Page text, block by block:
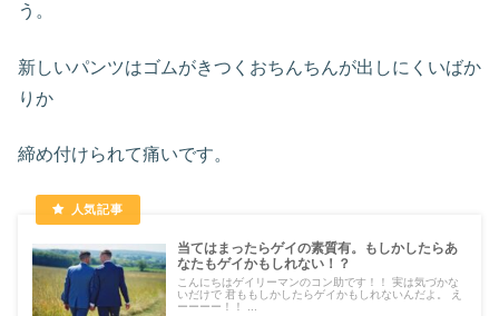
う。
新しいパンツはゴムがきつくおちんちんが出しにくいばか
りか
締め付けられて痛いです。
当てはまったらゲイの素質有。もしかしたらあ
なたもゲイかもしれない！？
こんにちはゲイリーマンのコン助です！！ 実は気づかな
いだけで 君ももしかしたらゲイかもしれないんだよ。 え
ーーーー！！ ...